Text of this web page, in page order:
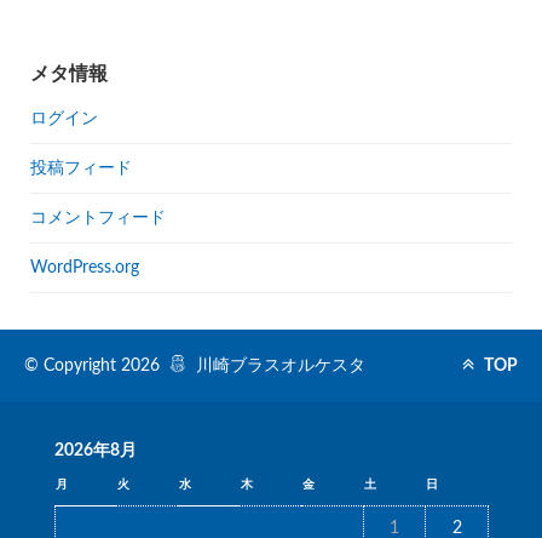
メタ情報
ログイン
投稿フィード
コメントフィード
WordPress.org
© Copyright 2026 川崎ブラスオルケスタ TOP
2026年8月
月 火 水 木 金 土 日
1 2